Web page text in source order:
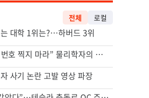
전체 로컬
대학 1위는?…하버드 3위
“로또, 이 번호 찍지 마라” 물리학자의 당첨금 높이는 비밀
사기 논란 고발 영상 파장